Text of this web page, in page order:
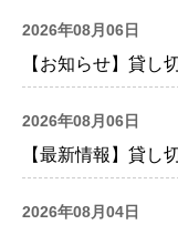
2026年08月06日
【お知らせ】貸し
2026年08月06日
【最新情報】貸し
2026年08月04日